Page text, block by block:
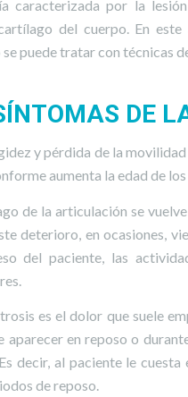
caracterizada por la
del cuerpo. En
puede tratar con técnicas
DE
y pérdida de la
aumenta la edad de
de la articulación se
deterioro, en ocasiones,
del paciente, las
es el dolor que suele
aparecer en reposo o
decir, al paciente le
de reposo.